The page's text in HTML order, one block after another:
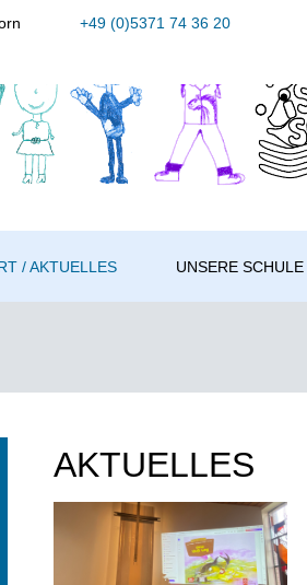
+49 (0)5371 74 36 20
/ AKTUELLES UNSERE SCHULE
AKTUELLES